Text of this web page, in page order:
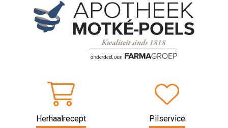
Herhaalrecept Pilservice